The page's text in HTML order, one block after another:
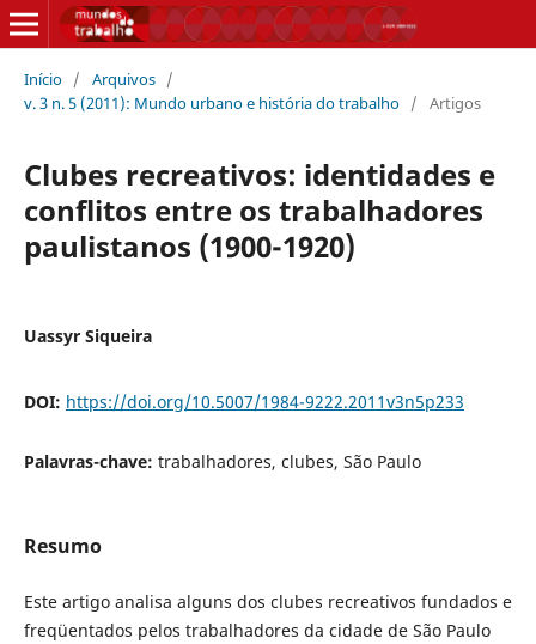
Início / Arquivos /
v. 3 n. 5 (2011): Mundo urbano e história do trabalho / Artigos
Clubes recreativos: identidades e
conflitos entre os trabalhadores
paulistanos (1900-1920)
Uassyr Siqueira
DOI: https://doi.org/10.5007/1984-9222.2011v3n5p233
Palavras-chave: trabalhadores, clubes, São Paulo
Resumo
Este artigo analisa alguns dos clubes recreativos fundados e
freqüentados pelos trabalhadores da cidade de São Paulo